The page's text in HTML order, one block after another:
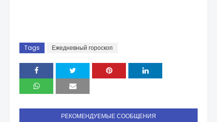
Tags Ежедневный гороскоп
РЕКОМЕНДУЕМЫЕ СООБЩЕНИЯ